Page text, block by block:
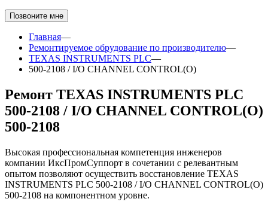
Позвоните мне
Главная—
Ремонтируемое обрудование по производителю—
TEXAS INSTRUMENTS PLC—
500-2108 / I/O CHANNEL CONTROL(O)
Ремонт TEXAS INSTRUMENTS PLC
500-2108 / I/O CHANNEL CONTROL(O)
500-2108
Высокая профессиональная компетенция инженеров
компании ИксПромСуппорт в сочетании с релевантным
опытом позволяют осуществить восстановление TEXAS
INSTRUMENTS PLC 500-2108 / I/O CHANNEL CONTROL(O)
500-2108 на компонентном уровне.